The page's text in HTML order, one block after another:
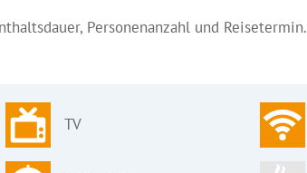
Personenanzahl und Reisetermin.
TV